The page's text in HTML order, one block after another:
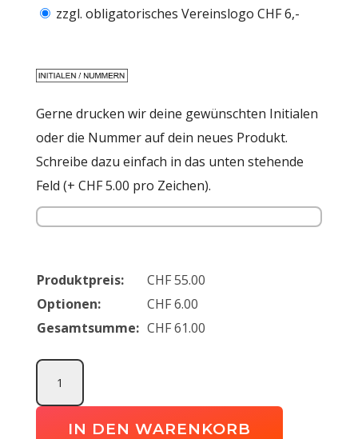
zzgl. obligatorisches Vereinslogo CHF 6,-
Gerne drucken wir deine gewünschten Initialen
oder die Nummer auf dein neues Produkt.
Schreibe dazu einfach in das unten stehende
Feld (+ CHF 5.00 pro Zeichen).
Produktpreis: CHF55.00
Optionen:
CHF6.00
Gesamtsumme: CHF61.00
Academy
IN DEN WARENKORB